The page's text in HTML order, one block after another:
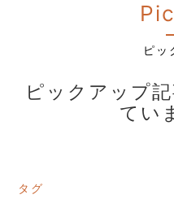
ピッ
ピックアップ
てい
タグ